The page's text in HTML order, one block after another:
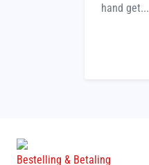
hand get...
Bestelling & Betaling